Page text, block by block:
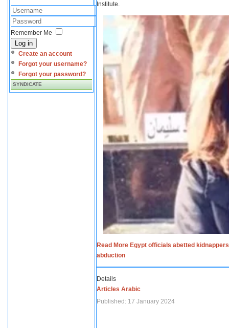
Remember Me
Log in
Create an account
Forgot your username?
Forgot your password?
SYNDICATE
Institute.
Read More Egypt officials abetted
abduction
Details
Articles Arabic
Published: 17 January 2024